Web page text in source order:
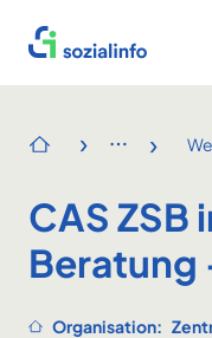
Sozialinfo
Startseite
› ›
CAS ZSB
Beratung
Organisation: